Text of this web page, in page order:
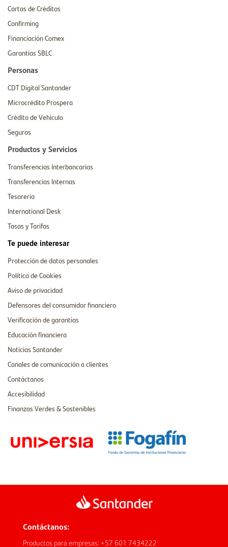
Cartas de Créditos
Confirming
Financiación Comex
Garantías SBLC
Personas
CDT Digital Santander
Microcrédito Prospera
Crédito de Vehículo
Seguros
Productos y Servicios
Transferencias Interbancarias
Transferencias Internas
Tesorería
International Desk
Tasas y Tarifas
Te puede interesar
Protección de datos personales
Política de Cookies
Aviso de privacidad
Defensores del consumidor financiero
Verificación de garantías
Educación financiera
Noticias Santander
Canales de comunicación a clientes
Contáctanos
Accesibilidad
Finanzas Verdes & Sostenibles
Contáctanos:
Productos para empresas: +57 601 7434222